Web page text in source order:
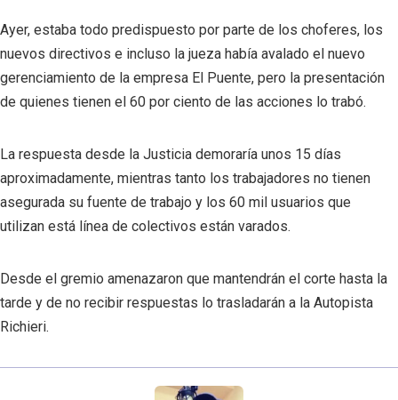
Ayer, estaba todo predispuesto por parte de los choferes, los
nuevos directivos e incluso la jueza había avalado el nuevo
gerenciamiento de la empresa El Puente, pero la presentación
de quienes tienen el 60 por ciento de las acciones lo trabó.
La respuesta desde la Justicia demoraría unos 15 días
aproximadamente, mientras tanto los trabajadores no tienen
asegurada su fuente de trabajo y los 60 mil usuarios que
utilizan está línea de colectivos están varados.
Desde el gremio amenazaron que mantendrán el corte hasta la
tarde y de no recibir respuestas lo trasladarán a la Autopista
Richieri.